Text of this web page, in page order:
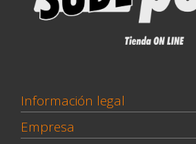
Información legal
Empresa